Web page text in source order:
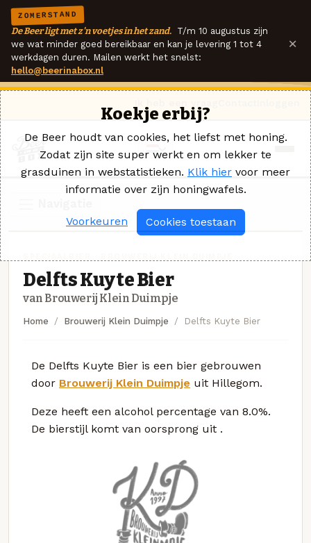
ZOMERSTAND
De Beer ligt met z'n voetjes in het zand. T/m 10 augustus zijn
we wat minder goed bereikbaar en kan je levering 1 tot 4
werkdagen duren. Mailen werkt het snelst:
hello@beerinabox.nl
×
Delfts Kuyte Bier
van Brouwerij Klein Duimpje
Home Brouwerij Klein Duimpje Delfts Kuyte Bier
De Delfts Kuyte Bier is een bier gebrouwen
door Brouwerij Klein Duimpje uit Hillegom.
Deze heeft een alcohol percentage van 8.0%.
De bierstijl komt van oorsprong uit .
Koekje erbij?
De Beer houdt van cookies, het liefst met honing.
Zodat zijn site super werkt en om lekker te
grasduinen in webstatistieken. Klik hier voor meer
informatie over zijn honingwafels.
Voorkeuren Cookies toestaan